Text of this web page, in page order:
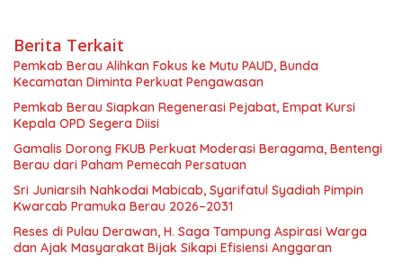
Berita Terkait
Pemkab Berau Alihkan Fokus ke Mutu PAUD, Bunda
Kecamatan Diminta Perkuat Pengawasan
Pemkab Berau Siapkan Regenerasi Pejabat, Empat Kursi
Kepala OPD Segera Diisi
Gamalis Dorong FKUB Perkuat Moderasi Beragama, Bentengi
Berau dari Paham Pemecah Persatuan
Sri Juniarsih Nahkodai Mabicab, Syarifatul Syadiah Pimpin
Kwarcab Pramuka Berau 2026–2031
Reses di Pulau Derawan, H. Saga Tampung Aspirasi Warga
dan Ajak Masyarakat Bijak Sikapi Efisiensi Anggaran